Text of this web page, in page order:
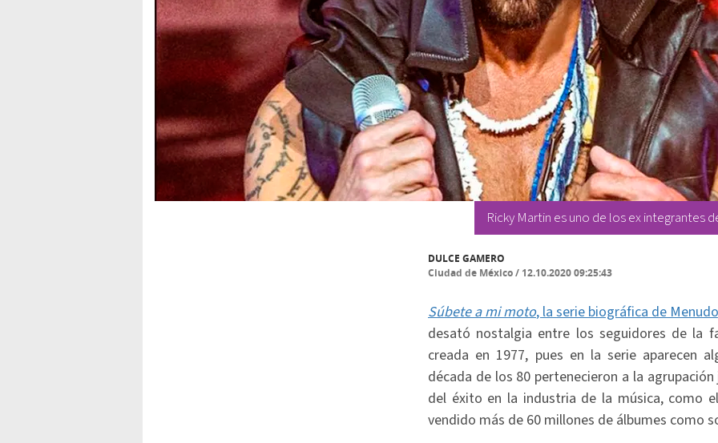
Ricky Martin es uno de los ex integrantes
DULCE GAMERO
Ciudad de México/ 12.10.2020 09:25:43
Súbete a mi moto, la serie biográfica de
desató nostalgia entre los seguidores de la
creada en 1977, pues en la serie aparecen
década de los 80 pertenecieron a la
del éxito en la industria de la música, como
vendido más de 60 millones de álbumes como